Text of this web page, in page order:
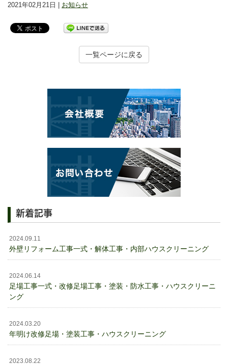
2021年02月21日 | お知らせ
一覧ページに戻る
新着記事
2024.09.11
外壁リフォーム工事一式・解体工事・内部ハウスクリーニング
2024.06.14
足場工事一式・改修足場工事・塗装・防水工事・ハウスクリーニ
ング
2024.03.20
年明け改修足場・塗装工事・ハウスクリーニング
2023.08.22